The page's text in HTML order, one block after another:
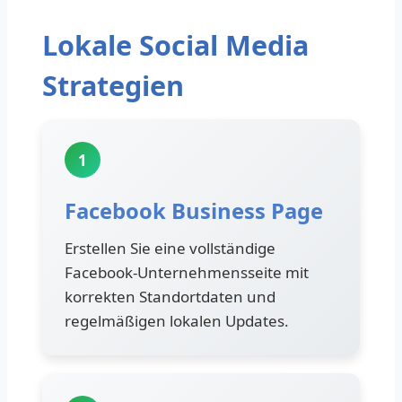
Lokale Social Media
Strategien
1
Facebook Business Page
Erstellen Sie eine vollständige
Facebook-Unternehmensseite mit
korrekten Standortdaten und
regelmäßigen lokalen Updates.